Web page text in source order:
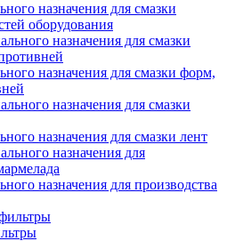
назначения для смазки
оборудования
назначения для смазки форм,
назначения для смазки лент
назначения для производства